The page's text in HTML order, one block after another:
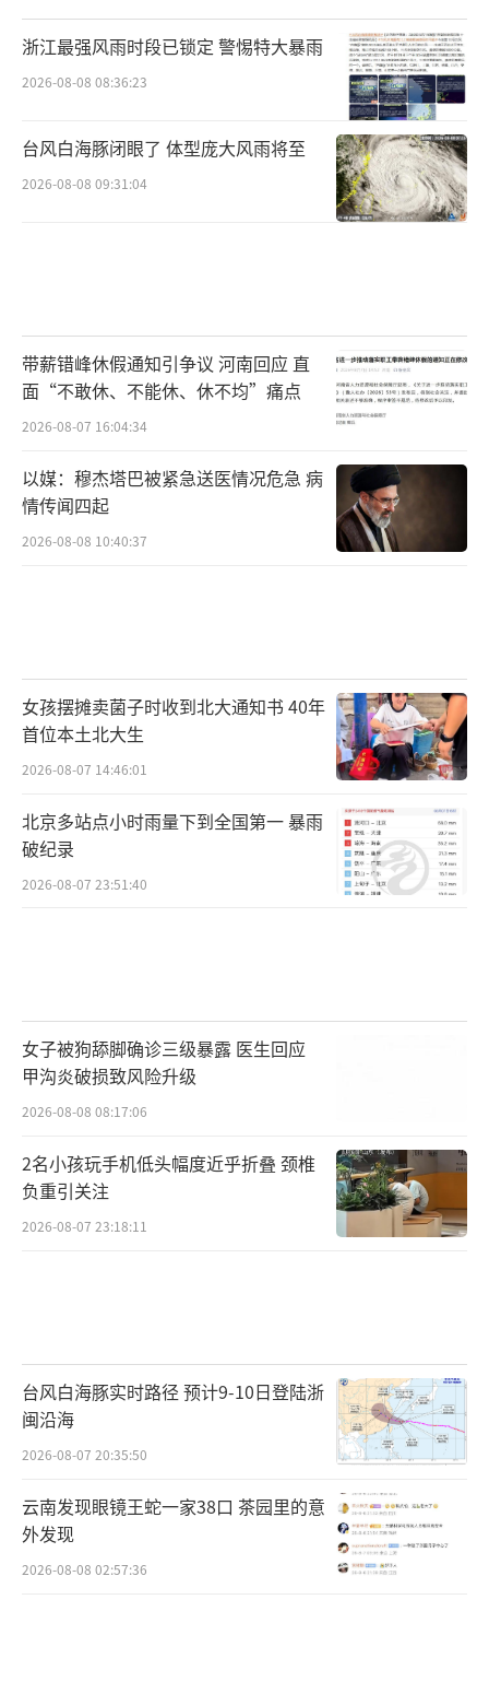
浙江最强风雨时段已锁定 警惕特大暴雨
2026-08-08 08:36:23
台风白海豚闭眼了 体型庞大风雨将至
2026-08-08 09:31:04
带薪错峰休假通知引争议 河南回应 直
面“不敢休、不能休、休不均”痛点
2026-08-07 16:04:34
以媒：穆杰塔巴被紧急送医情况危急 病
情传闻四起
2026-08-08 10:40:37
女孩摆摊卖菌子时收到北大通知书 40年
首位本土北大生
2026-08-07 14:46:01
北京多站点小时雨量下到全国第一 暴雨
破纪录
2026-08-07 23:51:40
女子被狗舔脚确诊三级暴露 医生回应
甲沟炎破损致风险升级
2026-08-08 08:17:06
2名小孩玩手机低头幅度近乎折叠 颈椎
负重引关注
2026-08-07 23:18:11
台风白海豚实时路径 预计9-10日登陆浙
闽沿海
2026-08-07 20:35:50
云南发现眼镜王蛇一家38口 茶园里的意
外发现
2026-08-08 02:57:36